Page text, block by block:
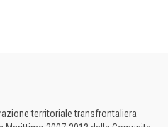
territoriale transfrontaliera